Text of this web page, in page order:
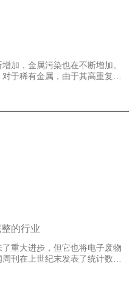
加，金属污染也在不断增加。
于稀有金属，由于其高重复使
领导地位，公司已成为一家享
业的服务体系和先进的后处理
因此，可以在再循环时使用的
价格将更低。然而，这些材料
稀有金属回收已成为每个人感
废金属，不仅会造成环境污
的行业
重大进步，但它也将电子废物
刊在上世纪末发表了统计数
*可以形成一个110层的“摩天大